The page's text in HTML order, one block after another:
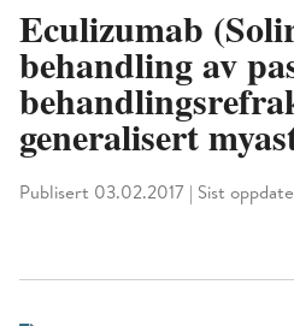
Eculizumab
behandling av
generalisert
Publisert 03.02.2017 Sist